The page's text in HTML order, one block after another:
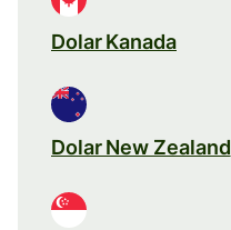
Dolar Kanada
Dolar New Zealand